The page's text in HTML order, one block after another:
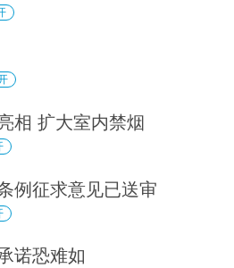
相 扩大室内禁烟
例征求意见已送审
诺恐难如